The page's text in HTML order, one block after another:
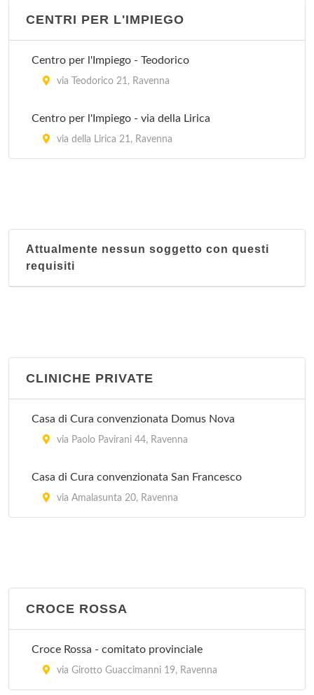
Stazione di San Pietro in Vincoli
Stazione di Sant'Alberto
via Ravaioli 22, Ravenna - Località Sant'Alberto
CENTRI PER L'IMPIEGO
Centro per l'Impiego - Teodorico
via Teodorico 21, Ravenna
Centro per l'Impiego - via della Lirica
via della Lirica 21, Ravenna
Attualmente nessun soggetto con questi
requisiti
CLINICHE PRIVATE
Casa di Cura convenzionata Domus Nova
via Paolo Pavirani 44, Ravenna
Casa di Cura convenzionata San Francesco
via Amalasunta 20, Ravenna
CROCE ROSSA
Croce Rossa - comitato provinciale
via Girotto Guaccimanni 19, Ravenna